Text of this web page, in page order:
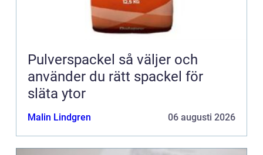
Pulverspackel så väljer och
använder du rätt spackel för
släta ytor
Malin Lindgren 06 augusti 2026